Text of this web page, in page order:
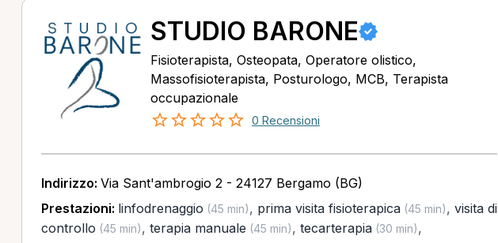
STUDIO BARONE
Fisioterapista, Osteopata, Operatore olistico,
Massofisioterapista, Posturologo, MCB, Terapista
occupazionale
0 Recensioni
Indirizzo: Via Sant'ambrogio 2 - 24127 Bergamo (BG)
Prestazioni: linfodrenaggio (45 min), prima visita fisioterapica(45 min), visita di
controllo (45 min), terapia manuale (45 min), tecarterapia(30 min),